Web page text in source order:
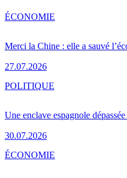
Merci la Chine : elle a sauvé
27.07.2026
ÉCONOMIE
Une enclave espagnole
30.07.2026
POLITIQUE
ÉCONOMIE